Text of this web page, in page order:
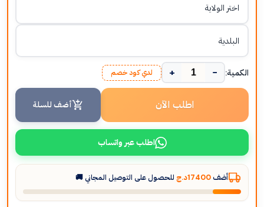
الكمية: −
+ لدي كود خصم
اطلب الآن أضف للسلة
اطلب عبر واتساب
أضف 17400د.ج للحصول على التوصيل المجاني 🚚